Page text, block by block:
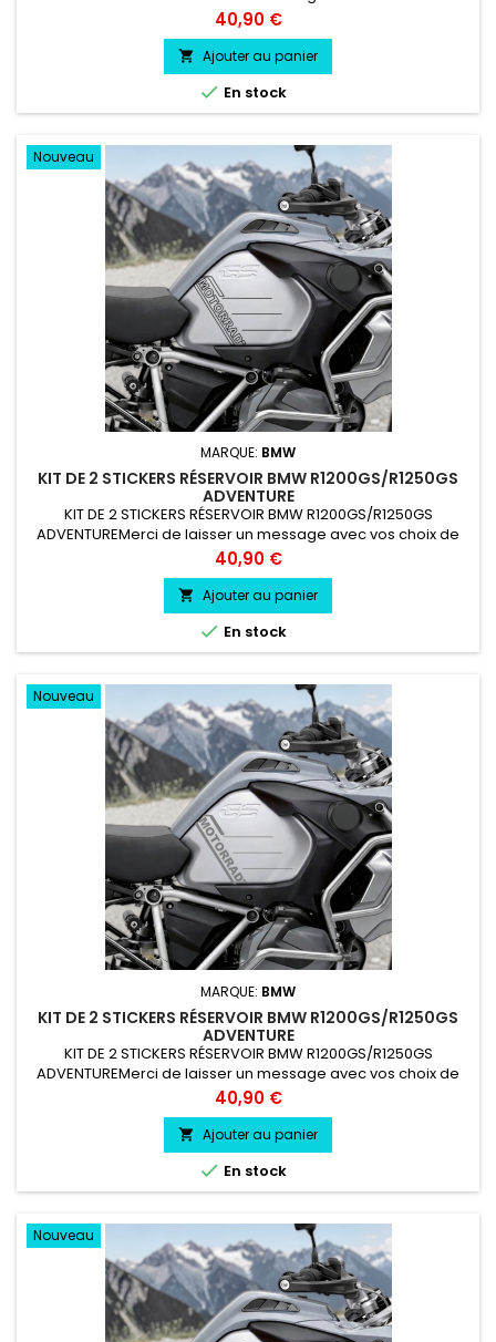
couleur lors de la commande COULEUR AU CHOIX vinyle
professionnel très résistant résiste a l'eau, essence, chaleur,
froid.
Prix
40,90 €
 Ajouter au panier
 En stock
Nouveau
MARQUE: BMW
KIT DE 2 STICKERS RÉSERVOIR BMW R1200GS/R1250GS
ADVENTURE
KIT DE 2 STICKERS RÉSERVOIR BMW R1200GS/R1250GS
ADVENTUREMerci de laisser un message avec vos choix de
couleur lors de la commande COULEUR AU CHOIX vinyle
professionnel très résistant résiste a l'eau, essence, chaleur,
froid.
Prix
40,90 €
 Ajouter au panier
 En stock
Nouveau
MARQUE: BMW
KIT DE 2 STICKERS RÉSERVOIR BMW R1200GS/R1250GS
ADVENTURE
KIT DE 2 STICKERS RÉSERVOIR BMW R1200GS/R1250GS
ADVENTUREMerci de laisser un message avec vos choix de
couleur lors de la commande COULEUR AU CHOIX vinyle
professionnel très résistant résiste a l'eau, essence, chaleur,
froid.
Prix
40,90 €
 Ajouter au panier
 En stock
Nouveau